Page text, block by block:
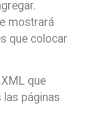
mostrará
que colocar
que
páginas